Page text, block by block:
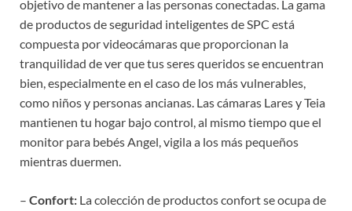
objetivo de mantener a las personas conectadas. La gama
de productos de seguridad inteligentes de SPC está
compuesta por videocámaras que proporcionan la
tranquilidad de ver que tus seres queridos se encuentran
bien, especialmente en el caso de los más vulnerables,
como niños y personas ancianas. Las cámaras Lares y Teia
mantienen tu hogar bajo control, al mismo tiempo que el
monitor para bebés Angel, vigila a los más pequeños
mientras duermen.
– Confort: La colección de productos confort se ocupa de